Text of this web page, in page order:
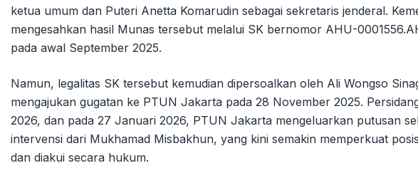
ketua umum dan Puteri Anetta Komarudin sebagai sekretaris jenderal.
mengesahkan hasil Munas tersebut melalui SK bernomor AHU-
pada awal September 2025.
Namun, legalitas SK tersebut kemudian dipersoalkan oleh Ali Wongso
mengajukan gugatan ke PTUN Jakarta pada 28 November 2025.
2026, dan pada 27 Januari 2026, PTUN Jakarta mengeluarkan putusan
intervensi dari Mukhamad Misbakhun, yang kini semakin memperkuat
dan diakui secara hukum.